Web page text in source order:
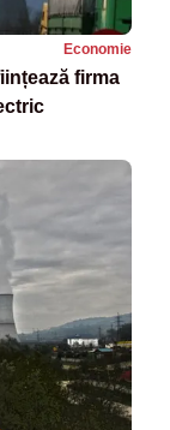
Economie
firma